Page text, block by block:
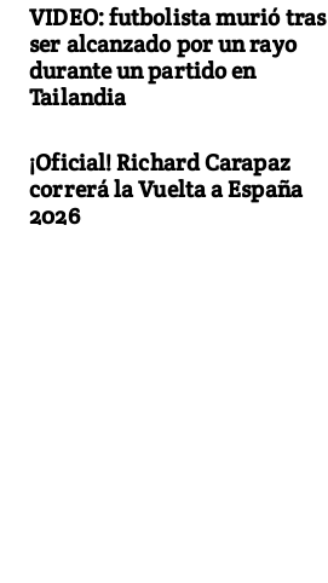
VIDEO: futbolista murió tras
ser alcanzado por un rayo
durante un partido en
Tailandia
¡Oficial! Richard Carapaz
correrá la Vuelta a España
2026